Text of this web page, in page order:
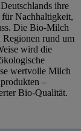
ihre
für Nachhaltigkeit,
Die Bio-Milch
rund um
wird die
wertvolle Milch
–
Bio-Qualität.